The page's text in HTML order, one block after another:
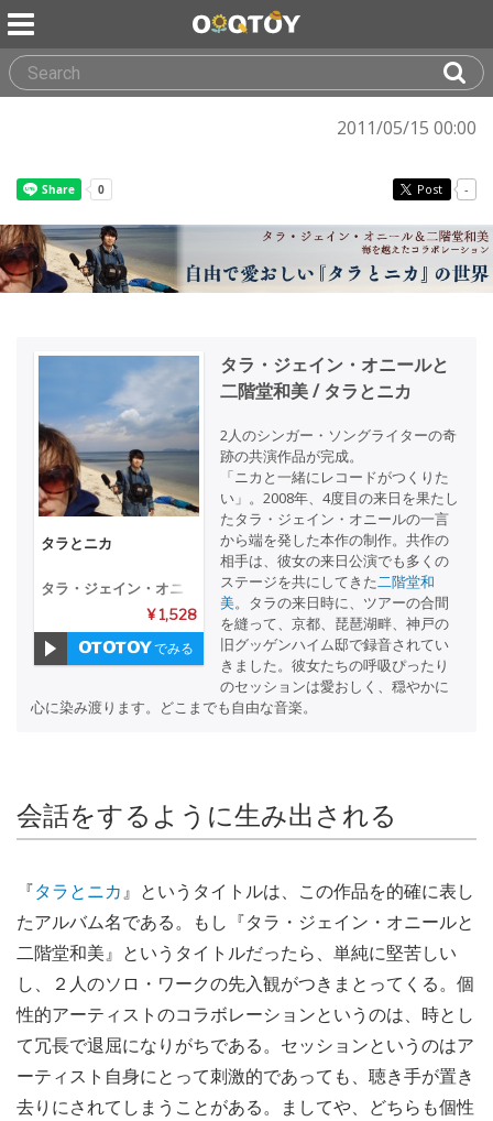
2011/05/15 00:00
Post -
タラとニカ
タラ・ジェイン・オニ
ール&二階堂和美¥ 1,528
でみる
タラ・ジェイン・オニールと
二階堂和美 / タラとニカ
2人のシンガー・ソングライターの奇
跡の共演作品が完成。
「ニカと一緒にレコードがつくりた
い」。2008年、4度目の来日を果たし
たタラ・ジェイン・オニールの一言
から端を発した本作の制作。共作の
相手は、彼女の来日公演でも多くの
ステージを共にしてきた二階堂和
美。タラの来日時に、ツアーの合間
を縫って、京都、琵琶湖畔、神戸の
旧グッゲンハイム邸で録音されてい
きました。彼女たちの呼吸ぴったり
のセッションは愛おしく、穏やかに
心に染み渡ります。どこまでも自由な音楽。
会話をするように生み出される
『タラとニカ』というタイトルは、この作品を的確に表し
たアルバム名である。もし『タラ・ジェイン・オニールと
二階堂和美』というタイトルだったら、単純に堅苦しい
し、２人のソロ・ワークの先入観がつきまとってくる。個
性的アーティストのコラボレーションというのは、時とし
て冗長で退屈になりがちである。セッションというのはア
ーティスト自身にとって刺激的であっても、聴き手が置き
去りにされてしまうことがある。ましてや、どちらも個性